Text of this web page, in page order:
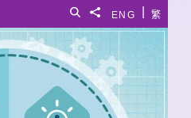
繁
ENG
分享給
搜寻